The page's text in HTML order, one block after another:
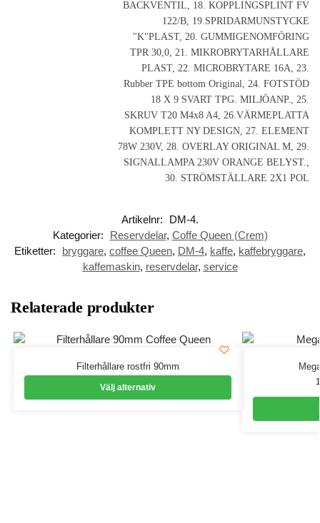
BACKVENTIL, 18. KOPPLINGSPLINT FV
122/B, 19.SPRIDARMUNSTYCKE
"K"PLAST, 20. GUMMIGENOMFÖRING
TPR 30,0, 21. MIKROBRYTARHÅLLARE
PLAST, 22. MICROBRYTARE 16A, 23.
Rubber TPE bottom Original, 24. FOTSTÖD
18 X 9 SVART TPG. MILJÖANP., 25.
SKRUV T20 M4x8 A4, 26.VÄRMEPLATTA
KOMPLETT NY DESIGN, 27. ELEMENT
78W 230V, 28. OVERLAY ORIGINAL M, 29.
SIGNALLAMPA 230V ORANGE BELYST.,
30. STRÖMSTÄLLARE 2X1 POL
Artikelnr:
DM-4.
Kategorier:
Reservdelar, Coffe Queen (Crem)
Etiketter:
bryggare, coffee Queen, DM-4, kaffe, kaffebryggare,
kaffemaskin, reservdelar, service
Relaterade produkter
Filterhållare rostfri 90mm
Välj alternativ